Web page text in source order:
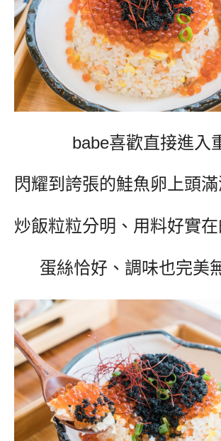
babe喜歡直接進入
閃耀到誇張的鮭魚卵上頭
炒飯粒粒分明、用料好實
蛋絲恰好、調味也完美